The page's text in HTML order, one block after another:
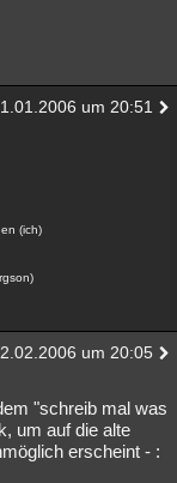
um 20:51
(ich)
um 20:05
"schreib mal was
um auf die alte
erscheint - :